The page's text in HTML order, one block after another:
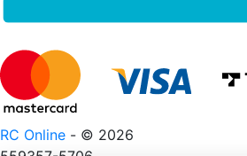
RC Online - © 2026